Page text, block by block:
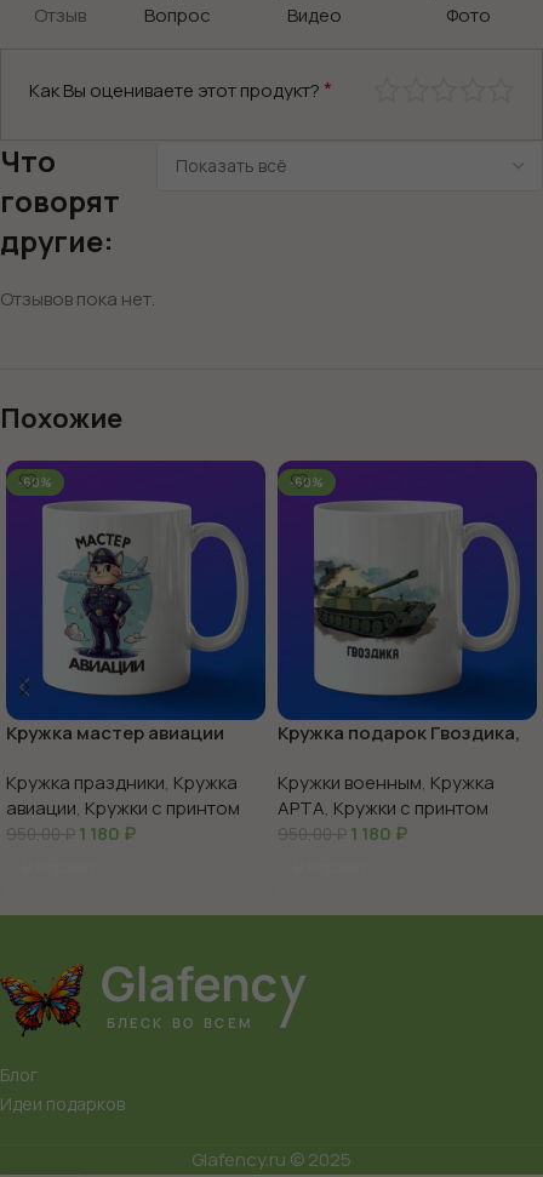
Отзыв
Вопрос
Видео
Фото
Как Вы оцениваете этот продукт? *
Что
говорят
другие:
Отзывов пока нет.
Похожие
-60%
Кружка мастер авиации
Кружка праздники, Кружка
авиации, Кружки с принтом
950,00₽ 1 180 ₽
-60%
Кружка подарок Гвоздика,
Кружки военным, Кружка
АРТА, Кружки с принтом
950,00₽ 1 180 ₽
Блог
Идеи подарков
Glafency.ru © 2025